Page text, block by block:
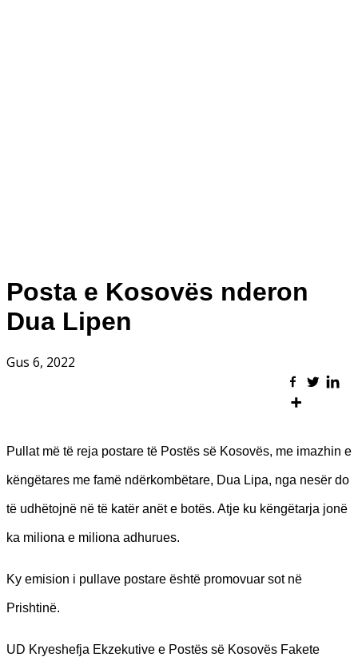
Posta e Kosovës nderon
Dua Lipen
Gus 6, 2022
Pullat më të reja postare të Postës së Kosovës, me imazhin e
këngëtares me famë ndërkombëtare, Dua Lipa, nga nesër do
të udhëtojnë në të katër anët e botës. Atje ku këngëtarja jonë
ka miliona e miliona adhurues.
Ky emision i pullave postare është promovuar sot në
Prishtinë.
UD Kryeshefja Ekzekutive e Postës së Kosovës Fakete